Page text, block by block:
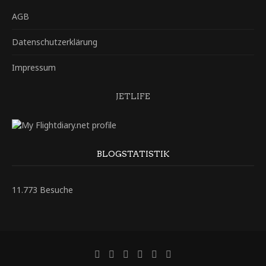
AGB
Datenschutzerklärung
Impressum
JETLIFE
BLOGSTATISTIK
11.773 Besuche